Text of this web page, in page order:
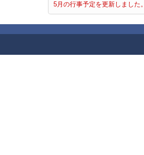
5月の行事予定を更新しました。